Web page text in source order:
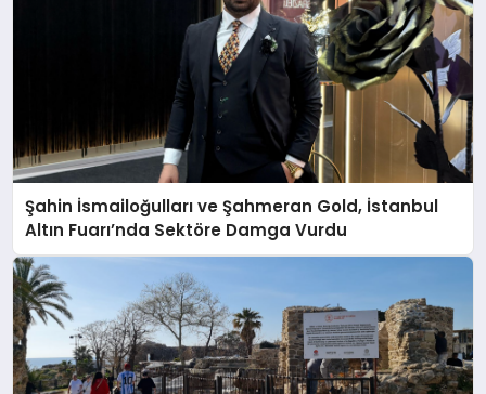
Şahin İsmailoğulları ve Şahmeran Gold, İstanbul
Altın Fuarı’nda Sektöre Damga Vurdu